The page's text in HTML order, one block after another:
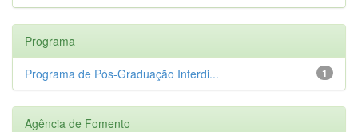
Programa
1
Programa de Pós-Graduação Interdi...
Agência de Fomento